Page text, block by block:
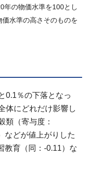
年の物価水準を100とし
水準の高さそのものを
0.1％の下落となっ
体にどれだけ影響し
類（寄与度：
などが値上がりした
教育（同：-0.11）な